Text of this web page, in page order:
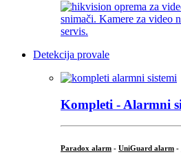
Detekcija provale
Kompleti - Alarmni
Paradox alarm - UniGuard alarm -